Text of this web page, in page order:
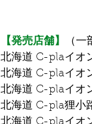
【発売店舗】
（一
北海道 C-plaイオ
北海道 C-plaイオ
北海道 C-plaイオ
北海道 C-pla狸小